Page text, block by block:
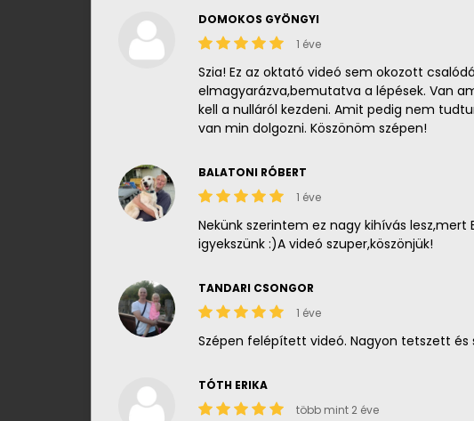
DOMOKOS GYÖNGYI
1 éve
Szia! Ez az oktató videó sem okozott
elmagyarázva,bemutatva a lépések. Van
kell a nulláról kezdeni. Amit pedig nem
van min dolgozni. Köszönöm szépen!
BALATONI RÓBERT
1 éve
Nekünk szerintem ez nagy kihívás
igyekszünk :)A videó szuper,köszönjük!
TANDARI CSONGOR
1 éve
Szépen felépített videó. Nagyon tetszett és
TÓTH ERIKA
több mint 2 éve